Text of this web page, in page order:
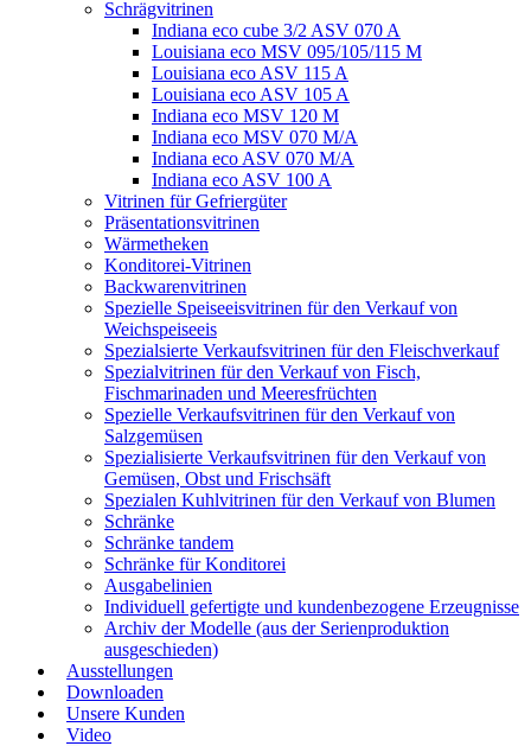
Schrägvitrinen
Indiana eco cube 3/2 ASV 070 A
Louisiana eco MSV 095/105/115 M
Louisiana eco ASV 115 A
Louisiana eco ASV 105 A
Indiana eco MSV 120 M
Indiana eco MSV 070 M/A
Indiana eco ASV 070 M/A
Indiana eco ASV 100 A
Vitrinen für Gefriergüter
Präsentationsvitrinen
Wärmetheken
Konditorei-Vitrinen
Backwarenvitrinen
Spezielle Speiseeisvitrinen für den Verkauf von
Weichspeiseeis
Spezialsierte Verkaufsvitrinen für den Fleischverkauf
Spezialvitrinen für den Verkauf von Fisch,
Fischmarinaden und Meeresfrüchten
Spezielle Verkaufsvitrinen für den Verkauf von
Salzgemüsen
Spezialisierte Verkaufsvitrinen für den Verkauf von
Gemüsen, Obst und Frischsäft
Spezialen Kuhlvitrinen für den Verkauf von Blumen
Schränke
Schränke tandem
Schränke für Konditorei
Ausgabelinien
Individuell gefertigte und kundenbezogene Erzeugnisse
Archiv der Modelle (aus der Serienproduktion
ausgeschieden)
Ausstellungen
Downloaden
Unsere Kunden
Video